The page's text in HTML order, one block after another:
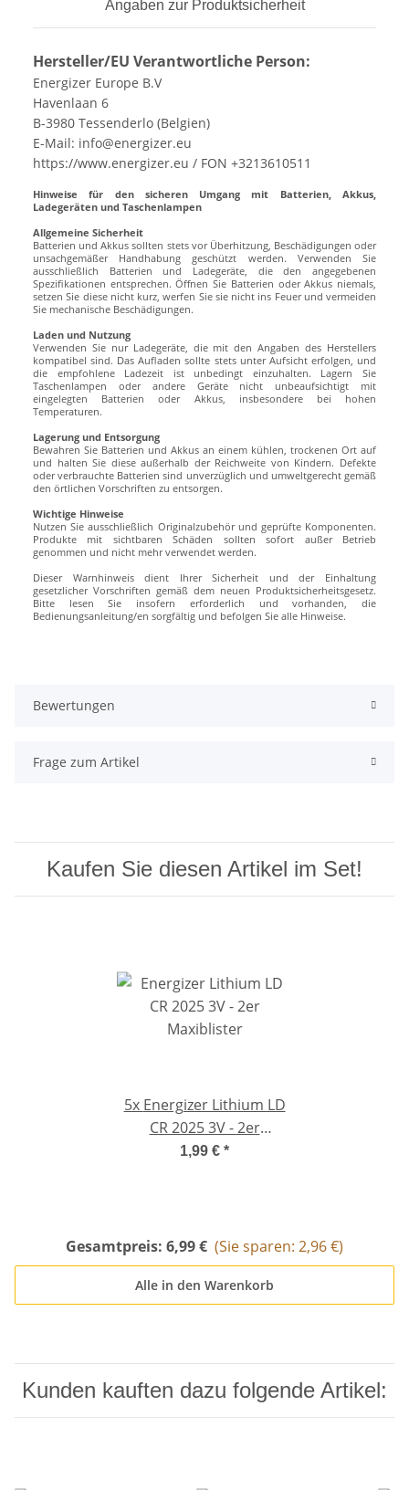
Angaben zur Produktsicherheit
Hersteller/EU Verantwortliche Person:
Energizer Europe B.V
Havenlaan 6
B-3980 Tessenderlo (Belgien)
E-Mail: info@energizer.eu
https://www.energizer.eu / FON +3213610511
Hinweise für den sicheren Umgang mit Batterien, Akkus,
Ladegeräten und Taschenlampen
Allgemeine Sicherheit
Batterien und Akkus sollten stets vor Überhitzung, Beschädigungen oder
unsachgemäßer Handhabung geschützt werden. Verwenden Sie
ausschließlich Batterien und Ladegeräte, die den angegebenen
Spezifikationen entsprechen. Öffnen Sie Batterien oder Akkus niemals,
setzen Sie diese nicht kurz, werfen Sie sie nicht ins Feuer und vermeiden
Sie mechanische Beschädigungen.
Laden und Nutzung
Verwenden Sie nur Ladegeräte, die mit den Angaben des Herstellers
kompatibel sind. Das Aufladen sollte stets unter Aufsicht erfolgen, und
die empfohlene Ladezeit ist unbedingt einzuhalten. Lagern Sie
Taschenlampen oder andere Geräte nicht unbeaufsichtigt mit
eingelegten Batterien oder Akkus, insbesondere bei hohen
Temperaturen.
Lagerung und Entsorgung
Bewahren Sie Batterien und Akkus an einem kühlen, trockenen Ort auf
und halten Sie diese außerhalb der Reichweite von Kindern. Defekte
oder verbrauchte Batterien sind unverzüglich und umweltgerecht gemäß
den örtlichen Vorschriften zu entsorgen.
Wichtige Hinweise
Nutzen Sie ausschließlich Originalzubehör und geprüfte Komponenten.
Produkte mit sichtbaren Schäden sollten sofort außer Betrieb
genommen und nicht mehr verwendet werden.
Dieser Warnhinweis dient Ihrer Sicherheit und der Einhaltung
gesetzlicher Vorschriften gemäß dem neuen Produktsicherheitsgesetz.
Bitte lesen Sie insofern erforderlich und vorhanden, die
Bedienungsanleitung/en sorgfältig und befolgen Sie alle Hinweise.
Bewertungen
Frage zum Artikel
Kaufen Sie diesen Artikel im Set!
5x Energizer Lithium LD
CR 2025 3V - 2er
Maxiblister
1,99 € *
Gesamtpreis: 6,99 € (Sie sparen: 2,96 €)
Alle in den Warenkorb
Kunden kauften dazu folgende Artikel: